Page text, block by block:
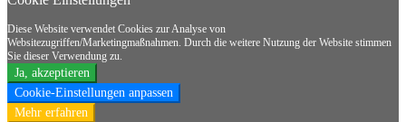
Diese Website verwendet Cookies zur Analyse von
Websitezugriffen/Marketingmaßnahmen. Durch die weitere Nutzung der Website stimmen
Sie dieser Verwendung zu.
Ja, akzeptieren
Cookie-Einstellungen anpassen
Mehr erfahren